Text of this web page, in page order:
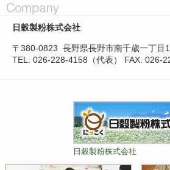
日穀製粉株式会社
〒380-0823 長野県長野市南千歳一丁目
TEL. 026-228-4158（代表）
FAX. 026-
日穀製粉株式会社